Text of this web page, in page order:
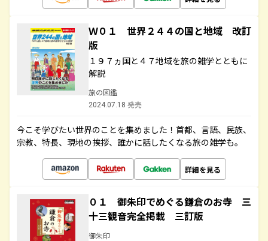
Ｗ０１ 世界２４４の国と地域 改訂
版
１９７ヵ国と４７地域を旅の雑学とともに
解説
旅の図鑑
2024.07.18 発売
今こそ学びたい世界のことを集めました！首都、言語、民族、
宗教、特長、現地の挨拶、誰かに話したくなる旅の雑学も。
詳細を見る
０１ 御朱印でめぐる鎌倉のお寺 三
十三観音完全掲載 三訂版
御朱印